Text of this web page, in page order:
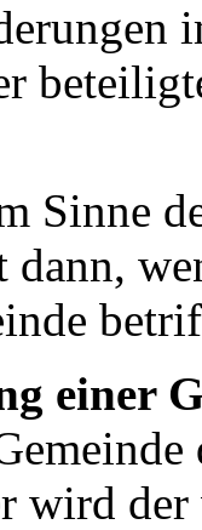
Sinne
einer
wird